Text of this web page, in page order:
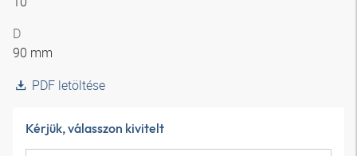
D
90 mm
PDF letöltése
Kérjük, válasszon kivitelt